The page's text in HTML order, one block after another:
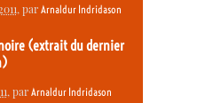
, par Arnaldur Indridason
(extrait du dernier
, par Arnaldur Indridason